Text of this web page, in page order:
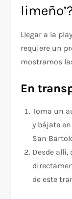
Llegar a la
requiere un
mostramos
En
Toma un
y bájate
San
Desde allí,
de este